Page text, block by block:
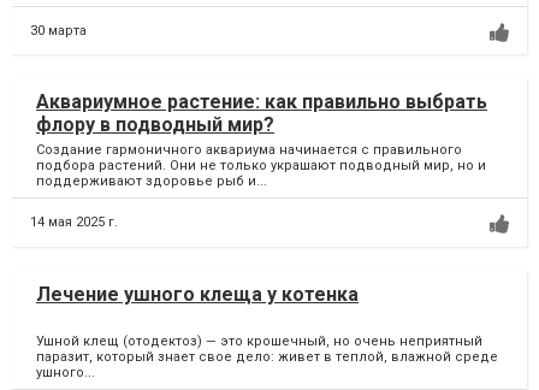
30 марта
Аквариумное растение: как правильно выбрать
флору в подводный мир?
Создание гармоничного аквариума начинается с правильного
подбора растений. Они не только украшают подводный мир, но и
поддерживают здоровье рыб и...
14 мая 2025 г.
Лечение ушного клеща у котенка
Ушной клещ (отодектоз) — это крошечный, но очень неприятный
паразит, который знает свое дело: живет в теплой, влажной среде
ушного...